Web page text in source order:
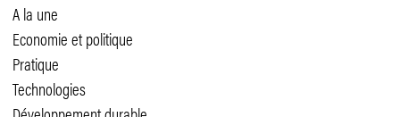
A la une
Economie et politique
Pratique
Technologies